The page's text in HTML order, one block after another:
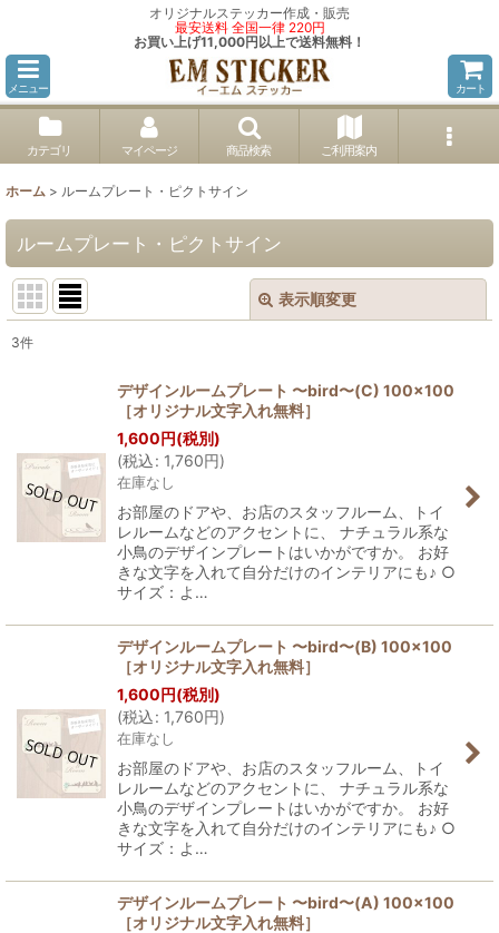
オリジナルステッカー作成・販売
最安送料 全国一律 220円
お買い上げ11,000円以上で送料無料！
メニュー カート
カテゴリ マイページ 商品検索 ご利用案内
ホーム > ルームプレート・ピクトサイン
ルームプレート・ピクトサイン
表示順変更
サブカテゴリ
表示数:
並び順:
絞り込む
3件
デザインルームプレート 〜bird〜(C) 100×100
［オリジナル文字入れ無料］
1,600円(税別)
(税込: 1,760円)
在庫なし
お部屋のドアや、お店のスタッフルーム、トイ
レルームなどのアクセントに、 ナチュラル系な
小鳥のデザインプレートはいかがですか。 お好
きな文字を入れて自分だけのインテリアにも♪ ○
サイズ：よ…
デザインルームプレート 〜bird〜(B) 100×100
［オリジナル文字入れ無料］
1,600円(税別)
(税込: 1,760円)
在庫なし
お部屋のドアや、お店のスタッフルーム、トイ
レルームなどのアクセントに、 ナチュラル系な
小鳥のデザインプレートはいかがですか。 お好
きな文字を入れて自分だけのインテリアにも♪ ○
サイズ：よ…
デザインルームプレート 〜bird〜(A) 100×100
［オリジナル文字入れ無料］